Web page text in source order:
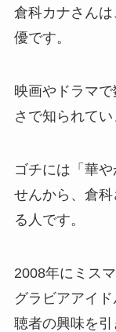
倉科カナさん
優です。
映画やドラマ
さで知られてい
ゴチには「華
せんから、倉
る人です。
2008年にミス
グラビアアイ
聴者の興味を引